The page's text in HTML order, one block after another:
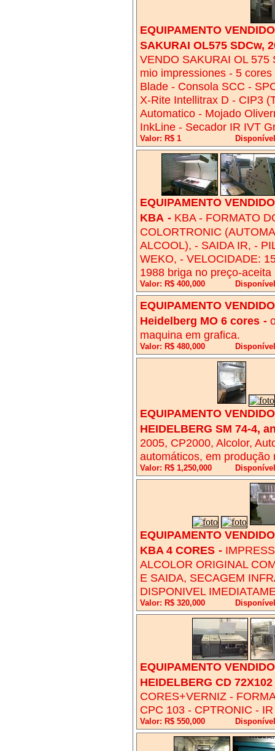
EQUIPAMENTO
SAKURAI OL575 SDCw,
VENDO SAKURAI OL 575
mio impressiones - 5
Blade - Consola SCC -
X-Rite Intellitrax D - CIP3
Automatico - Mojado
InkLine - Secador IR IVT
Valor: R$ 1
EQUIPAMENTO
KBA - KBA - FORMATO
COLORTRONIC
ALCOOL), - SAIDA IR, -
WEKO, - VELOCIDADE:
1988 briga no preço-
Valor: R$ 400,000
EQUIPAMENTO
Heidelberg MO 6 cores -
maquina em grafica.
Valor: R$ 480,000
EQUIPAMENTO
HEIDELBERG SM 74-4,
2005, CP2000, Alcolor,
automáticos, em produção
Valor: R$ 1,250,000
EQUIPAMENTO
KBA 4 CORES -
ALCOLOR ORIGINAL
E SAIDA, SECAGEM
DISPONIVEL
Valor: R$ 320,000
EQUIPAMENTO
HEIDELBERG CD
CORES+VERNIZ -
CPC 103 - CPTRONIC -
Valor: R$ 550,000